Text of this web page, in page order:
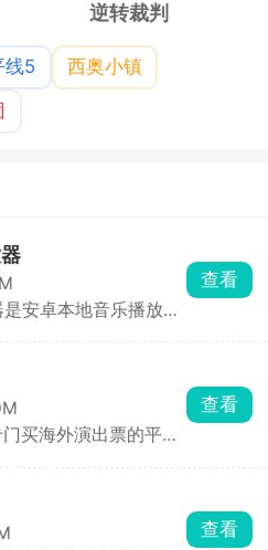
逆转裁判
线5
西奥小镇
安卓本地音乐播放
干净，无开屏、弹窗
歌无干扰。
查看
买海外演出票的平
/ 无法入场全额退款 +
接存在APP里，现场
看港澳台、日韩、欧
查看
查看